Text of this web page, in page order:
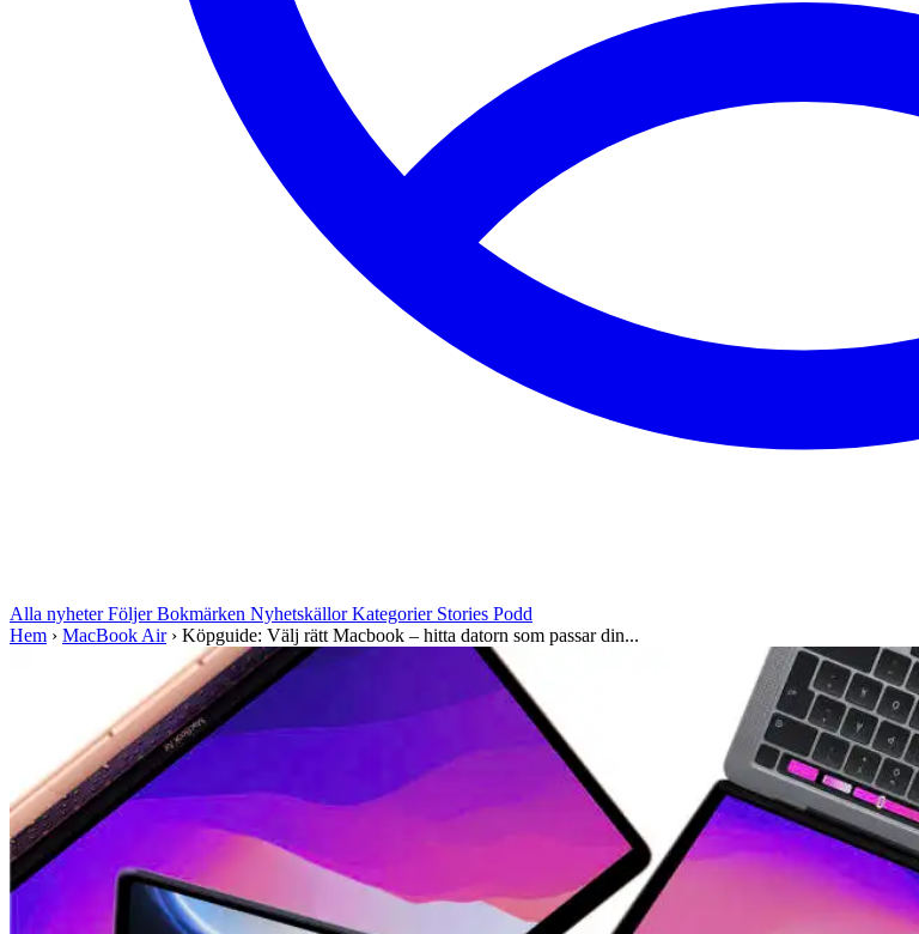
Alla nyheterFöljerBokmärken NyhetskällorKategorier Stories Podd
Hem › MacBook Air › Köpguide: Välj rätt Macbook – hitta datorn som passar din...